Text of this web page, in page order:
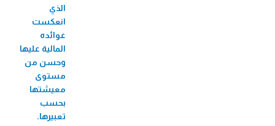
الذي
انعكست
عوائده
المالية عليها
وحسن من
مستوى
معيشتها
بحسب
تعبيرها.